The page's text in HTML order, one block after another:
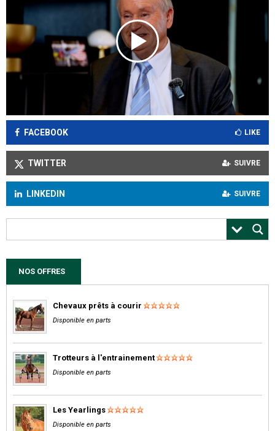
FACEBOOK LIKE
TWITTER SUIVRE
LINKEDIN SUIVRE
NOS OFFRES
Chevaux prêts à courir
Disponible en parts
Trotteurs à l'entrainement
Disponible en parts
Les Yearlings
Disponible en parts